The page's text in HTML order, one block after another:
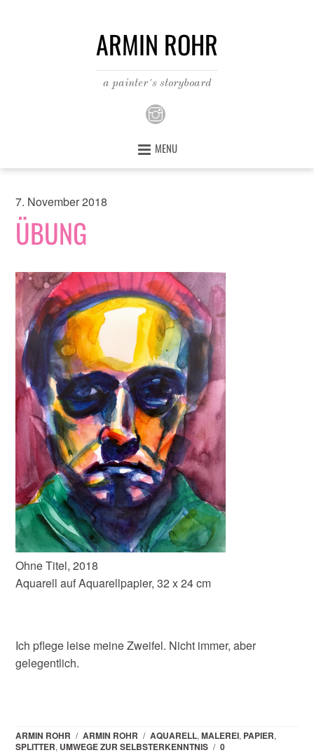
ARMIN ROHR
a painter´s storyboard
MENU
7. November 2018
ÜBUNG
Ohne Titel, 2018
Aquarell auf Aquarellpapier, 32 x 24 cm
Ich pflege leise meine Zweifel. Nicht immer, aber
gelegentlich.
ARMIN ROHR / ARMIN ROHR / AQUARELL,MALEREI, PAPIER,
SPLITTER, UMWEGE ZUR SELBSTERKENNTNIS / 0